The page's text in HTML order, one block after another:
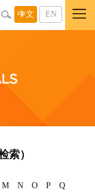
中文 EN
索）
M N O P Q